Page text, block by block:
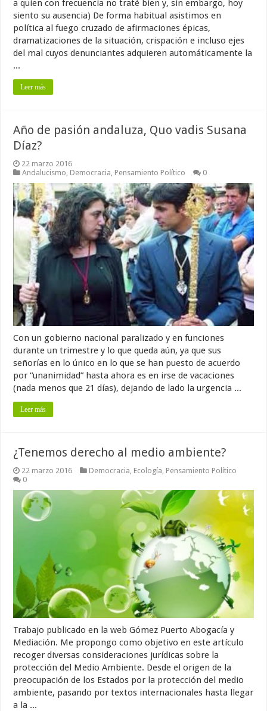
a quien con frecuencia no traté bien y, sin embargo, hoy
siento su ausencia) De forma habitual asistimos en
política al fuego cruzado de afirmaciones épicas,
dramatizaciones de la situación, crispación e incluso ejes
del mal cuyos denunciantes adquieren automáticamente la
...
Leer más
Año de pasión andaluza, Quo vadis Susana
Díaz?
22 marzo 2016
Andalucismo Democracia Pensamiento Político 0
Con un gobierno nacional paralizado y en funciones
durante un trimestre y lo que queda aún, ya que sus
señorías en lo único en lo que se han puesto de acuerdo
por “unanimidad” hasta ahora es en irse de vacaciones
(nada menos que 21 días), dejando de lado la urgencia ...
Leer más
¿Tenemos derecho al medio ambiente?
22 marzo 2016 Democracia, Ecología, Pensamiento Político
0
Trabajo publicado en la web Gómez Puerto Abogacía y
Mediación. Me propongo como objetivo en este artículo
recoger diversas consideraciones jurídicas sobre la
protección del Medio Ambiente. Desde el origen de la
preocupación de los Estados por la protección del medio
ambiente, pasando por textos internacionales hasta llegar
a la ...